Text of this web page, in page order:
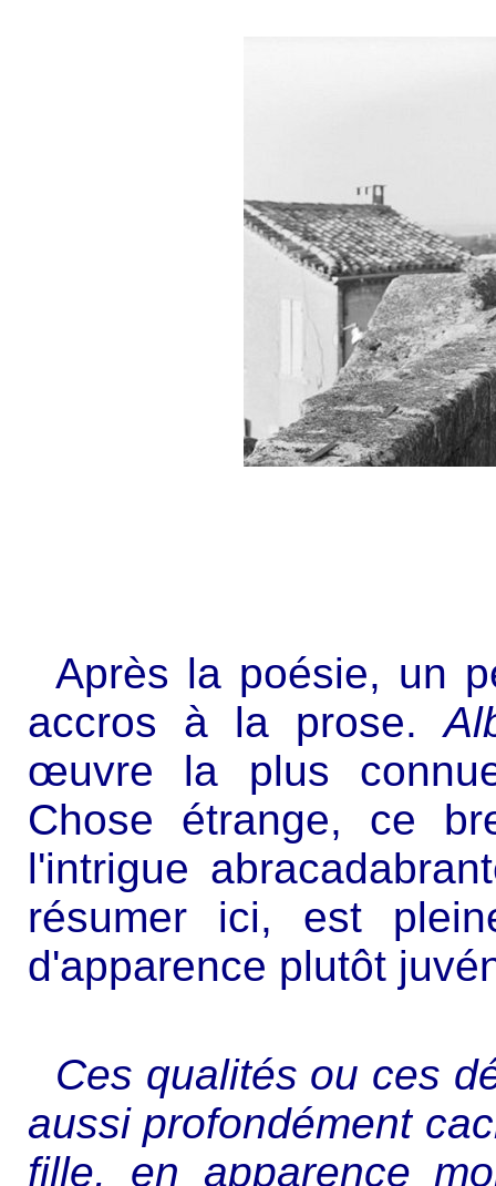
Après la poésie, un
accros à la prose.
œuvre la plus
Chose étrange, ce
l'intrigue
résumer ici, est
d'apparence plutôt
Ces qualités ou ces
aussi profondément
fille, en apparence